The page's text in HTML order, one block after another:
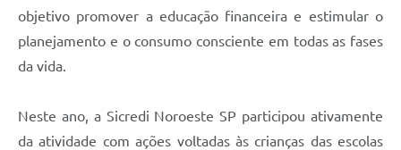
objetivo promover a educação financeira e estimular o
planejamento e o consumo consciente em todas as fases
da vida.
Neste ano, a Sicredi Noroeste SP participou ativamente
da atividade com ações voltadas às crianças das escolas